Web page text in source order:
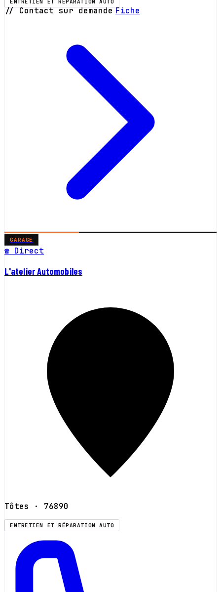
ENTRETIEN ET RÉPARATION AUTO
// Contact sur demande Fiche
GARAGE
☎ Direct
L'atelier Automobiles
Tôtes · 76890
ENTRETIEN ET RÉPARATION AUTO